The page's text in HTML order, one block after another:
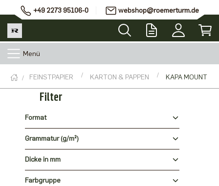
+49 2273 95106-0 webshop@roemerturm.de
Menü
FEINSTPAPIER KARTON & PAPPEN KAPA MOUNT
Filter
Format
Grammatur (g/m²)
Dicke in mm
Farbgruppe